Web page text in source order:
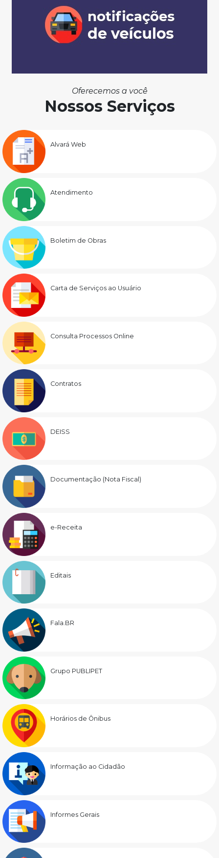
Oferecemos a você
Nossos Serviços
Alvará Web
Atendimento
Boletim de Obras
Carta de Serviços ao Usuário
Consulta Processos Online
Contratos
DEISS
Documentação (Nota Fiscal)
e-Receita
Editais
Fala.BR
Grupo PUBLIPET
Horários de Ônibus
Informação ao Cidadão
Informes Gerais